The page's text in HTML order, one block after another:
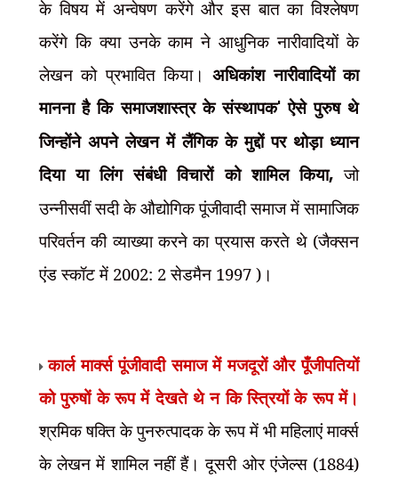
के विषय में अन्वेषण करेंगे और इस बात का विश्लेषण
करेंगे कि क्या उनके काम ने आधुनिक नारीवादियों के
लेखन को प्रभावित किया।अधिकांश नारीवादियों का
मानना है कि समाजशास्त्र के संस्थापक'ऐसे पुरुष थे
जिन्होंने अपने लेखन में लैंगिक के मुद्दों पर थोड़ा ध्यान
दिया या लिंग संबंधी विचारों को शामिल किया, जो
उन्नीसवीं सदी के औद्योगिक पूंजीवादी समाज में सामाजिक
परिवर्तन की व्याख्या करने का प्रयास करते थे (जैक्सन
एंड स्कॉट में 2002: 2 सेडमैन 1997 )।
कार्ल मार्क्स पूंजीवादी समाज में मजदूरों और पूँजीपतियों
को पुरुषों के रूप में देखते थे न कि स्त्रियों के रूप में।
श्रमिक षक्ति के पुनरुत्पादक के रूप में भी महिलाएं मार्क्स
के लेखन में शामिल नहीं हैं। दूसरी ओर एंजेल्स (1884)